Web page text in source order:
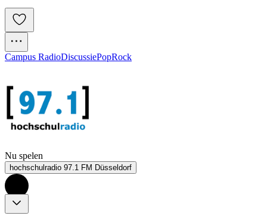
Campus RadioDiscussiePopRock
Nu spelen
hochschulradio 97.1 FM Düsseldorf